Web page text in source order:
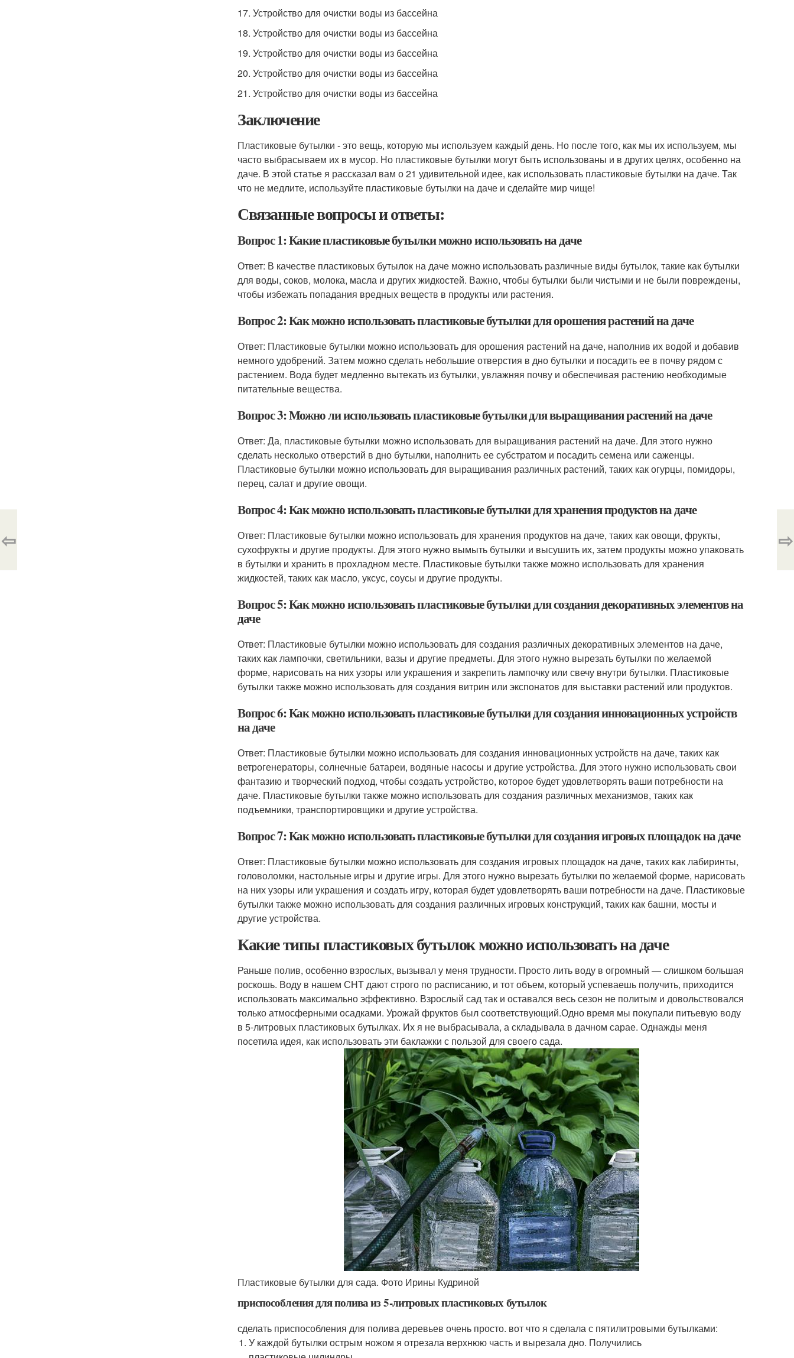
17. Устройство для очистки воды из бассейна
18. Устройство для очистки воды из бассейна
19. Устройство для очистки воды из бассейна
20. Устройство для очистки воды из бассейна
21. Устройство для очистки воды из бассейна
Заключение
Пластиковые бутылки - это вещь, которую мы используем каждый день. Но после того, как мы их используем, мы
часто выбрасываем их в мусор. Но пластиковые бутылки могут быть использованы и в других целях, особенно на
даче. В этой статье я рассказал вам о 21 удивительной идее, как использовать пластиковые бутылки на даче. Так
что не медлите, используйте пластиковые бутылки на даче и сделайте мир чище!
Связанные вопросы и ответы:
Вопрос 1: Какие пластиковые бутылки можно использовать на даче
Ответ: В качестве пластиковых бутылок на даче можно использовать различные виды бутылок, такие как бутылки
для воды, соков, молока, масла и других жидкостей. Важно, чтобы бутылки были чистыми и не были повреждены,
чтобы избежать попадания вредных веществ в продукты или растения.
Вопрос 2: Как можно использовать пластиковые бутылки для орошения растений на даче
Ответ: Пластиковые бутылки можно использовать для орошения растений на даче, наполнив их водой и добавив
немного удобрений. Затем можно сделать небольшие отверстия в дно бутылки и посадить ее в почву рядом с
растением. Вода будет медленно вытекать из бутылки, увлажняя почву и обеспечивая растению необходимые
питательные вещества.
Вопрос 3: Можно ли использовать пластиковые бутылки для выращивания растений на даче
Ответ: Да, пластиковые бутылки можно использовать для выращивания растений на даче. Для этого нужно
сделать несколько отверстий в дно бутылки, наполнить ее субстратом и посадить семена или саженцы.
Пластиковые бутылки можно использовать для выращивания различных растений, таких как огурцы, помидоры,
перец, салат и другие овощи.
Вопрос 4: Как можно использовать пластиковые бутылки для хранения продуктов на даче
Ответ: Пластиковые бутылки можно использовать для хранения продуктов на даче, таких как овощи, фрукты,
сухофрукты и другие продукты. Для этого нужно вымыть бутылки и высушить их, затем продукты можно упаковать
в бутылки и хранить в прохладном месте. Пластиковые бутылки также можно использовать для хранения
жидкостей, таких как масло, уксус, соусы и другие продукты.
Вопрос 5: Как можно использовать пластиковые бутылки для создания декоративных элементов на
даче
Ответ: Пластиковые бутылки можно использовать для создания различных декоративных элементов на даче,
таких как лампочки, светильники, вазы и другие предметы. Для этого нужно вырезать бутылки по желаемой
форме, нарисовать на них узоры или украшения и закрепить лампочку или свечу внутри бутылки. Пластиковые
бутылки также можно использовать для создания витрин или экспонатов для выставки растений или продуктов.
Вопрос 6: Как можно использовать пластиковые бутылки для создания инновационных устройств
на даче
Ответ: Пластиковые бутылки можно использовать для создания инновационных устройств на даче, таких как
ветрогенераторы, солнечные батареи, водяные насосы и другие устройства. Для этого нужно использовать свои
фантазию и творческий подход, чтобы создать устройство, которое будет удовлетворять ваши потребности на
даче. Пластиковые бутылки также можно использовать для создания различных механизмов, таких как
подъемники, транспортировщики и другие устройства.
Вопрос 7: Как можно использовать пластиковые бутылки для создания игровых площадок на даче
Ответ: Пластиковые бутылки можно использовать для создания игровых площадок на даче, таких как лабиринты,
головоломки, настольные игры и другие игры. Для этого нужно вырезать бутылки по желаемой форме, нарисовать
на них узоры или украшения и создать игру, которая будет удовлетворять ваши потребности на даче. Пластиковые
бутылки также можно использовать для создания различных игровых конструкций, таких как башни, мосты и
другие устройства.
Какие типы пластиковых бутылок можно использовать на даче
Раньше полив, особенно взрослых, вызывал у меня трудности. Просто лить воду в огромный — слишком большая
роскошь. Воду в нашем СНТ дают строго по расписанию, и тот объем, который успеваешь получить, приходится
использовать максимально эффективно. Взрослый сад так и оставался весь сезон не политым и довольствовался
только атмосферными осадками. Урожай фруктов был соответствующий.Одно время мы покупали питьевую воду
в 5-литровых пластиковых бутылках. Их я не выбрасывала, а складывала в дачном сарае. Однажды меня
посетила идея, как использовать эти баклажки с пользой для своего сада.
Пластиковые бутылки для сада. Фото Ирины Кудриной
приспособления для полива из 5-литровых пластиковых бутылок
сделать приспособления для полива деревьев очень просто. вот что я сделала с пятилитровыми бутылками:
У каждой бутылки острым ножом я отрезала верхнюю часть и вырезала дно. Получились
⇦ ⇨